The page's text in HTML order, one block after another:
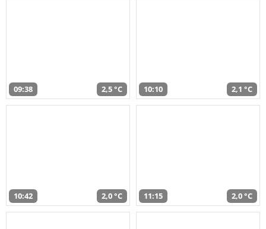
09:38 2,5 °C 10:10 2,1 °C
10:42 2,0 °C 11:15 2,0 °C